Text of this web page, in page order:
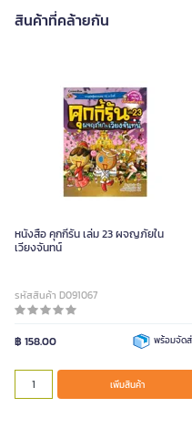
สินค้าที่คล้ายกัน
หนังสือ คุกกี้รัน เล่ม 23 ผจญภัยใน
เวียงจันทน์
รหัสสินค้า D091067
฿ 158.00 พร้อมจัด
เพิ่มสินค้า